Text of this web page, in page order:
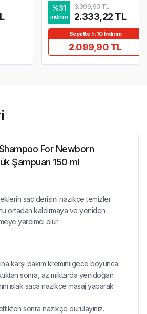
%31
indirim
3.399,90 TL
2.333,22 TL
Sepette %10 İndirim
2.099,90 TL
For Newborn
Şampuan 150 ml
saç derisini nazikçe temizler.
ortadan kaldırmaya ve yeniden
yardımcı olur.
karşı bakım kremini gece boyunca
sonra, az miktarda yenidoğan
ıslak saça nazikçe masaj yaparak
sonra nazikçe durulayınız.